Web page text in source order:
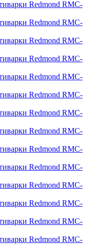
Redmond RMC-
Redmond RMC-
Redmond RMC-
Redmond RMC-
Redmond RMC-
Redmond RMC-
Redmond RMC-
Redmond RMC-
Redmond RMC-
Redmond RMC-
Redmond RMC-
Redmond RMC-
Redmond RMC-
Redmond RMC-